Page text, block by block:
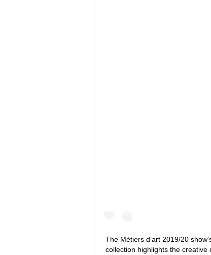
The Métiers d’art 2019/20
collection highlights the creative